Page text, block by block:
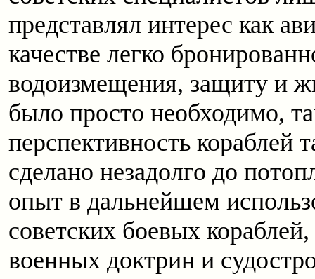
представлял интерес как
качестве легко
водоизмещения, защиту и
было просто необходимо,
перспективность
сделано незадолго до
опыт в дальнейшем
советских боевых
военных доктрин и